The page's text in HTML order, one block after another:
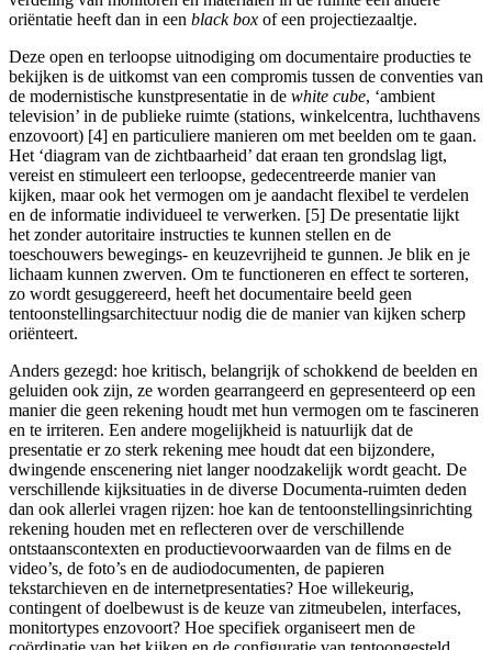
oriëntatie heeft dan in een black box of een projectiezaaltje.
Deze open en terloopse uitnodiging om documentaire producties te
bekijken is de uitkomst van een compromis tussen de conventies van
de modernistische kunstpresentatie in de white cube, ‘ambient
television’ in de publieke ruimte (stations, winkelcentra, luchthavens
enzovoort) [4] en particuliere manieren om met beelden om te gaan.
Het ‘diagram van de zichtbaarheid’ dat eraan ten grondslag ligt,
vereist en stimuleert een terloopse, gedecentreerde manier van
kijken, maar ook het vermogen om je aandacht flexibel te verdelen
en de informatie individueel te verwerken. [5] De presentatie lijkt
het zonder autoritaire instructies te kunnen stellen en de
toeschouwers bewegings- en keuzevrijheid te gunnen. Je blik en je
lichaam kunnen zwerven. Om te functioneren en effect te sorteren,
zo wordt gesuggereerd, heeft het documentaire beeld geen
tentoonstellingsarchitectuur nodig die de manier van kijken scherp
oriënteert.
Anders gezegd: hoe kritisch, belangrijk of schokkend de beelden en
geluiden ook zijn, ze worden gearrangeerd en gepresenteerd op een
manier die geen rekening houdt met hun vermogen om te fascineren
en te irriteren. Een andere mogelijkheid is natuurlijk dat de
presentatie er zo sterk rekening mee houdt dat een bijzondere,
dwingende enscenering niet langer noodzakelijk wordt geacht. De
verschillende kijksituaties in de diverse Documenta-ruimten deden
dan ook allerlei vragen rijzen: hoe kan de tentoonstellingsinrichting
rekening houden met en reflecteren over de verschillende
ontstaanscontexten en productievoorwaarden van de films en de
video’s, de foto’s en de audiodocumenten, de papieren
tekstarchieven en de internetpresentaties? Hoe willekeurig,
contingent of doelbewust is de keuze van zitmeubelen, interfaces,
monitortypes enzovoort? Hoe specifiek organiseert men de